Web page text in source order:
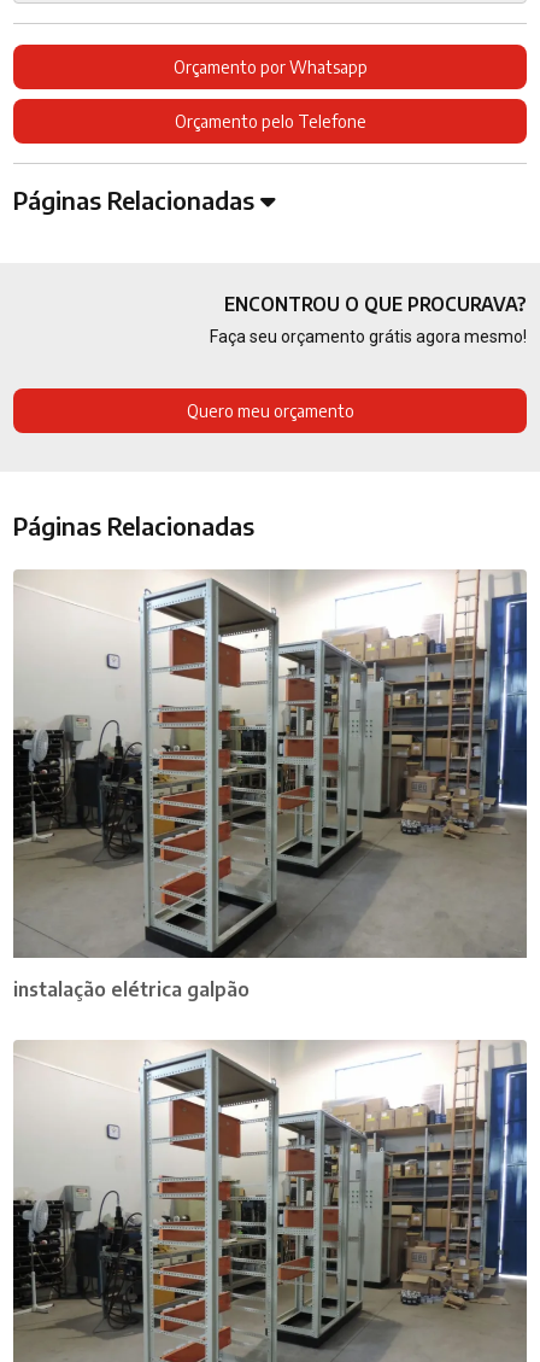
Orçamento por Whatsapp
Orçamento pelo Telefone
Páginas Relacionadas
ENCONTROU O QUE PROCURAVA?
Faça seu orçamento grátis agora mesmo!
Quero meu orçamento
Páginas Relacionadas
instalação elétrica galpão